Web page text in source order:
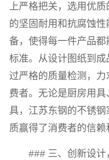
上严格把关，选用优
的坚固耐用和抗腐蚀
备，使得每一件产品
标准。从设计图纸到
过严格的质量检测，
费者。无论是厨房用
具，江苏东钢的不锈
质赢得了消费者的信赖
### 三、创新设